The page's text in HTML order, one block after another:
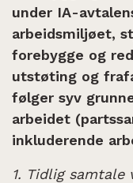
under IA-
arbeidsmiljøet,
forebygge og
utstøting og
følger syv
arbeidet
inkluderende
1. Tidlig samtale